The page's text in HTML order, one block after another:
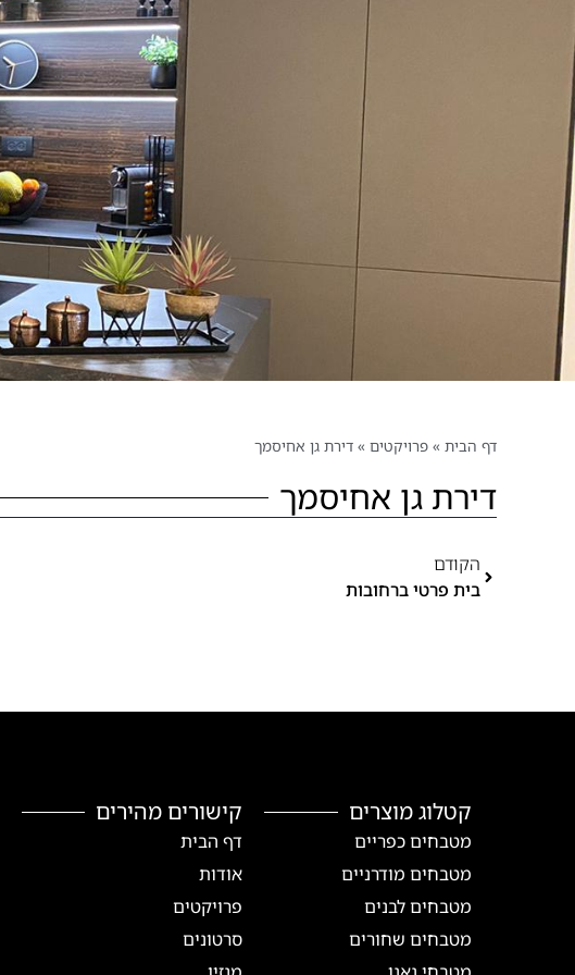
דף הבית » פרויקטים » דירת גן אחיסמך
דירת גן אחיסמך
הקודם
בית פרטי ברחובות
קטלוג מוצרים
מטבחים כפריים
מטבחים מודרניים
מטבחים לבנים
מטבחים שחורים
קישורים מהירים
דף הבית
אודות
פרויקטים
סרטונים